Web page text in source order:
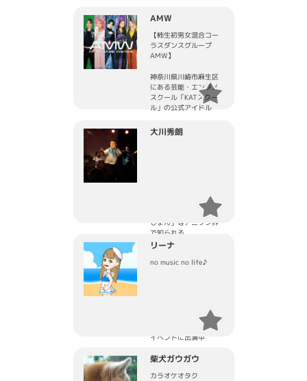
AMW
【柿生初男女混合コー
ラスダンスグループ
AMW】
神奈川県川崎市麻生区
にある芸能・エンタメ
スクール「KATスクー
ル」の公式アイドル
同スクールの在校生・
アニメ「創聖のアクエ
リオン」「艦隊これく
しょん」等アニソン界
で知られる
bless4がプロデュース
麻生区を拠点に、川崎
市内や神奈川県県内の
イベントに出演中
聞き馴染みあるアニソ
ラやコーラスダンスで
大川秀朗
リーナ
no music no life♪
柴犬ガウガウ
カラオケオタク